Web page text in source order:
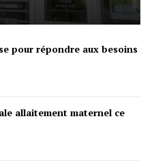
pour répondre aux besoins
allaitement maternel ce